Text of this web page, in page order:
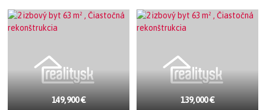
149,900 € 139,000 €